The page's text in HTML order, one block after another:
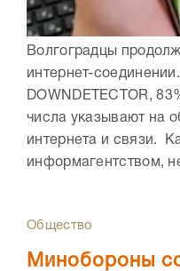
Волгоградцы
интернет-
DOWNDETECTOR,
числа указывают на
интернета и связи.
информагентством,
Общество
Минобороны